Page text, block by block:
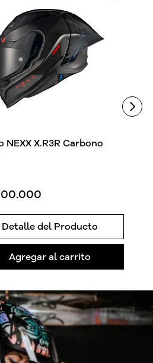
NEXX X.R3R Carbono
.000
Detalle del Producto
Agregar al carrito